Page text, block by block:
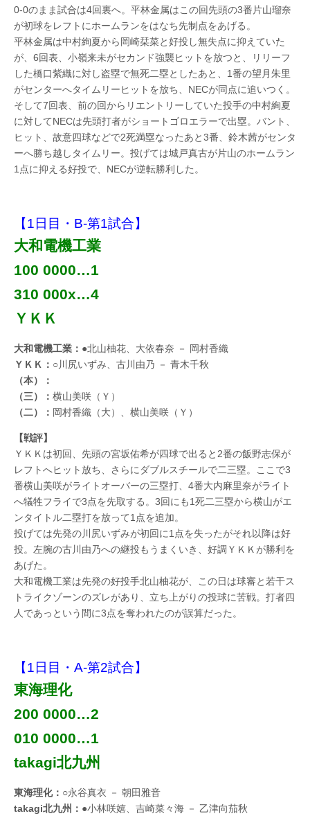
0-0のまま試合は4回裏へ。平林金属はこの回先頭の3番片山瑠奈
が初球をレフトにホームランをはなち先制点をあげる。
平林金属は中村絢夏から岡崎栞菜と好投し無失点に抑えていた
が、6回表、小嶺来未がセカンド強襲ヒットを放つと、リリーフ
した橋口紫織に対し盗塁で無死二塁としたあと、1番の望月朱里
がセンターへタイムリーヒットを放ち、NECが同点に追いつく。
そして7回表、前の回からリエントリーしていた投手の中村絢夏
に対してNECは先頭打者がショートゴロエラーで出塁。バント、
ヒット、故意四球などで2死満塁なったあと3番、鈴木茜がセンタ
ーへ勝ち越しタイムリー。投げては城戸真古が片山のホームラン
1点に抑える好投で、NECが逆転勝利した。
【1日目・B-第1試合】
大和電機工業
100 0000…1
310 000x…4
ＹＫＫ
大和電機工業： ●北山柚花、大依春奈 － 岡村香織
ＹＫＫ： ○川尻いずみ、古川由乃 － 青木千秋
（本）：
（三）： 横山美咲（Ｙ）
（二）： 岡村香織（大）、横山美咲（Ｙ）
【戦評】
ＹＫＫは初回、先頭の宮坂佑希が四球で出ると2番の飯野志保が
レフトへヒット放ち、さらにダブルスチールで二三塁。ここで3
番横山美咲がライトオーバーの三塁打、4番大内麻里奈がライト
へ犠牲フライで3点を先取する。3回にも1死二三塁から横山がエ
ンタイトル二塁打を放って1点を追加。
投げては先発の川尻いずみが初回に1点を失ったがそれ以降は好
投。左腕の古川由乃への継投もうまくいき、好調ＹＫＫが勝利を
あげた。
大和電機工業は先発の好投手北山柚花が、この日は球審と若干ス
トライクゾーンのズレがあり、立ち上がりの投球に苦戦。打者四
人であっという間に3点を奪われたのが誤算だった。
【1日目・A-第2試合】
東海理化
200 0000…2
010 0000…1
takagi北九州
東海理化： ○永谷真衣 － 朝田雅音
takagi北九州： ●小林咲嬉、吉崎菜々海 － 乙津向茄秋